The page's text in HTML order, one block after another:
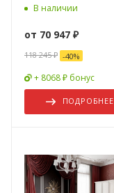
В наличии
от 70 947 ₽
118 245 ₽ -40%
+ 8068 ₽ бонус
ПОДРОБНЕЕ